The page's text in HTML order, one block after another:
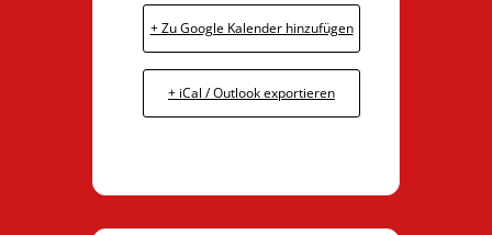
+ Zu Google Kalender hinzufügen
+ iCal / Outlook exportieren